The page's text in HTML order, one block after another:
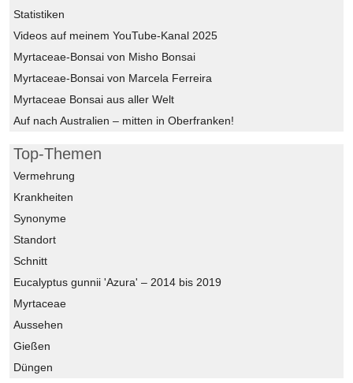
Statistiken
Videos auf meinem YouTube-Kanal 2025
Myrtaceae-Bonsai von Misho Bonsai
Myrtaceae-Bonsai von Marcela Ferreira
Myrtaceae Bonsai aus aller Welt
Auf nach Australien – mitten in Oberfranken!
Top-Themen
Vermehrung
Krankheiten
Synonyme
Standort
Schnitt
Eucalyptus gunnii 'Azura' – 2014 bis 2019
Myrtaceae
Aussehen
Gießen
Düngen